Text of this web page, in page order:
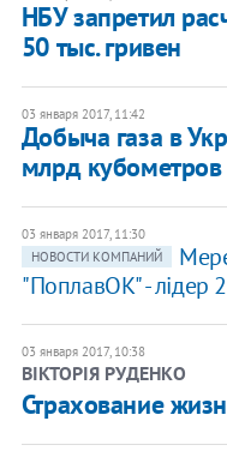
НБУ запретил
50 тыс. гривен
03 января 2017, 11:42
Добыча газа в
млрд кубометров
03 января 2017, 11:30
НОВОСТИ КОМПАНИЙ
"ПоплавОК" - лідер
03 января 2017, 10:38
ВІКТОРІЯ РУДЕНКО
Страхование